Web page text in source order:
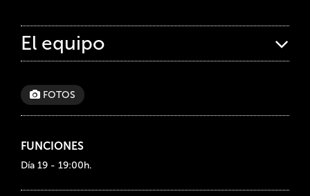
El equipo
FOTOS
FUNCIONES
Día 19 - 19:00h.